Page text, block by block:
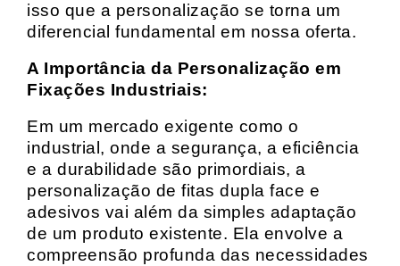
isso que a personalização se torna um
diferencial fundamental em nossa oferta.
A Importância da Personalização em
Fixações Industriais:
Em um mercado exigente como o
industrial, onde a segurança, a eficiência
e a durabilidade são primordiais, a
personalização de fitas dupla face e
adesivos vai além da simples adaptação
de um produto existente. Ela envolve a
compreensão profunda das necessidades